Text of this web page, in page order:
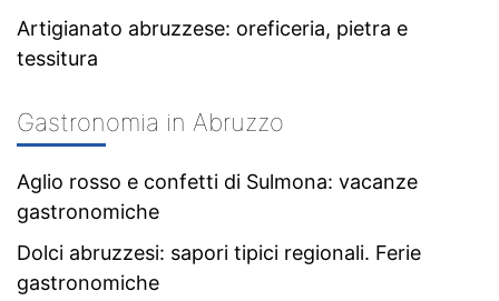
Artigianato abruzzese: oreficeria, pietra e
tessitura
Gastronomia in Abruzzo
Aglio rosso e confetti di Sulmona: vacanze
gastronomiche
Dolci abruzzesi: sapori tipici regionali. Ferie
gastronomiche